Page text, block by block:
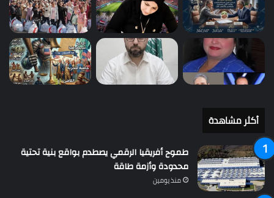
أكثر مشاهدة
طموح أفريقيا الرقمي يصطدم بواقع بنية تحتية
محدودة وأزمة طاقة
منذ يومين